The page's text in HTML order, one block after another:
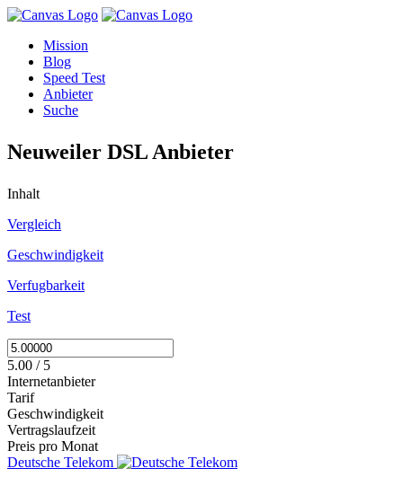
Mission
Blog
Speed Test
Anbieter
Suche
Neuweiler DSL Anbieter
Inhalt
Vergleich
Geschwindigkeit
Verfugbarkeit
Test
5.00 / 5
Internetanbieter
Tarif
Geschwindigkeit
Vertragslaufzeit
Preis pro Monat
Deutsche Telekom